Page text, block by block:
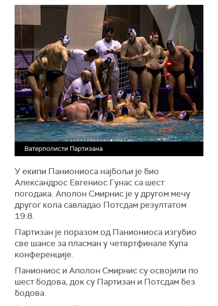
Ватерполисти Партизана
У екипи Паниониоса најбољи је био
Александрос Евгениос Гунас са шест
погодака. Аполон Смирнис је у другом мечу
другог кола савладао Потсдам резултатом
19:8.
Партизан је поразом од Паниониоса изгубио
све шансе за пласман у четвртфинале Купа
конференције.
Паниониос и Аполон Смирнис су освојили по
шест бодова, док су Партизан и Потсдам без
бодова.